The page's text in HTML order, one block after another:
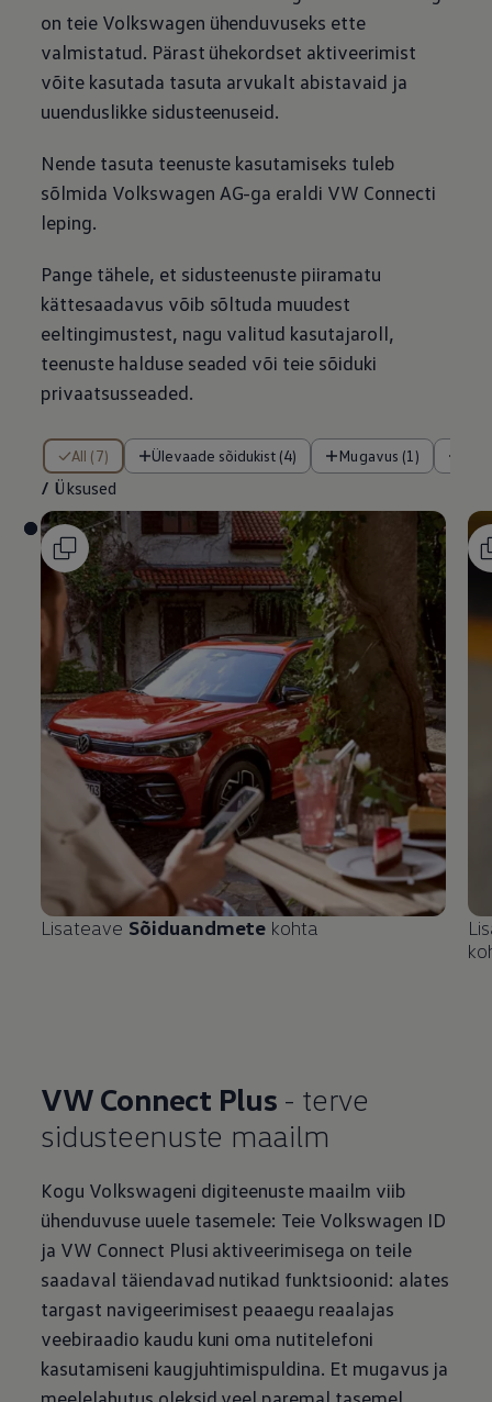
on teie Volkswagen ühenduvuseks ette
valmistatud. Pärast ühekordset aktiveerimist
võite kasutada tasuta arvukalt abistavaid ja
uuenduslikke sidusteenuseid.
Nende tasuta teenuste kasutamiseks tuleb
sõlmida Volkswagen AG-ga eraldi VW Connecti
leping.
Pange tähele, et sidusteenuste piiramatu
kättesaadavus võib sõltuda muudest
eeltingimustest, nagu valitud kasutajaroll,
teenuste halduse seaded või teie sõiduki
privaatsusseaded.
All (7) Ülevaade sõidukist (4) Mugavus (1)
/ Üksused
/ Üksused
Lisateave Sõiduandmete kohta
VW Connect Plus - terve
sidusteenuste maailm
Kogu Volkswageni digiteenuste maailm viib
ühenduvuse uuele tasemele: Teie Volkswagen ID
ja VW Connect Plusi aktiveerimisega on teile
saadaval täiendavad nutikad funktsioonid: alates
targast navigeerimisest peaaegu reaalajas
veebiraadio kaudu kuni oma nutitelefoni
kasutamiseni kaugjuhtimispuldina. Et mugavus ja